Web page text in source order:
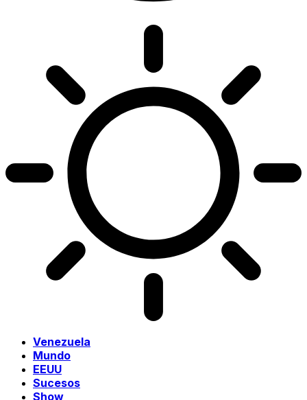
Venezuela
Mundo
EEUU
Sucesos
Show